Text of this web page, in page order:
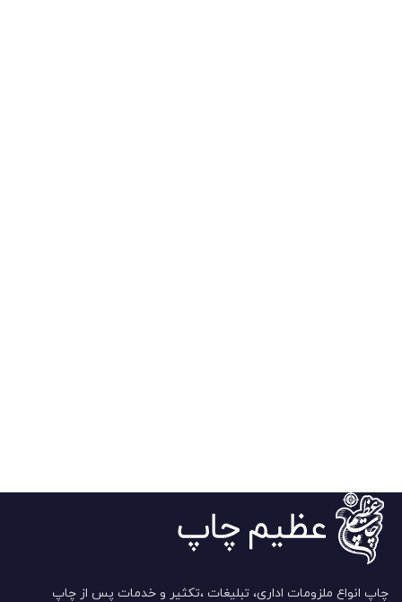
چاپ انواع ملزومات اداری، تبلیغات ،تکثیر و خدمات پس از چاپ